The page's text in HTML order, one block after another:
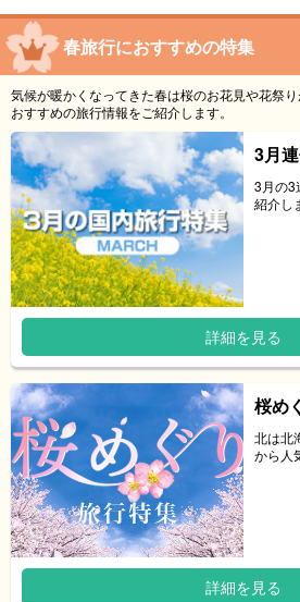
春旅行におすすめの特集
気候が暖かくなってきた春は桜のお花見や花祭
おすすめの旅行情報をご紹介します。
3月
3月の3
紹介し
詳細を見る
桜め
北は北
から人
詳細を見る